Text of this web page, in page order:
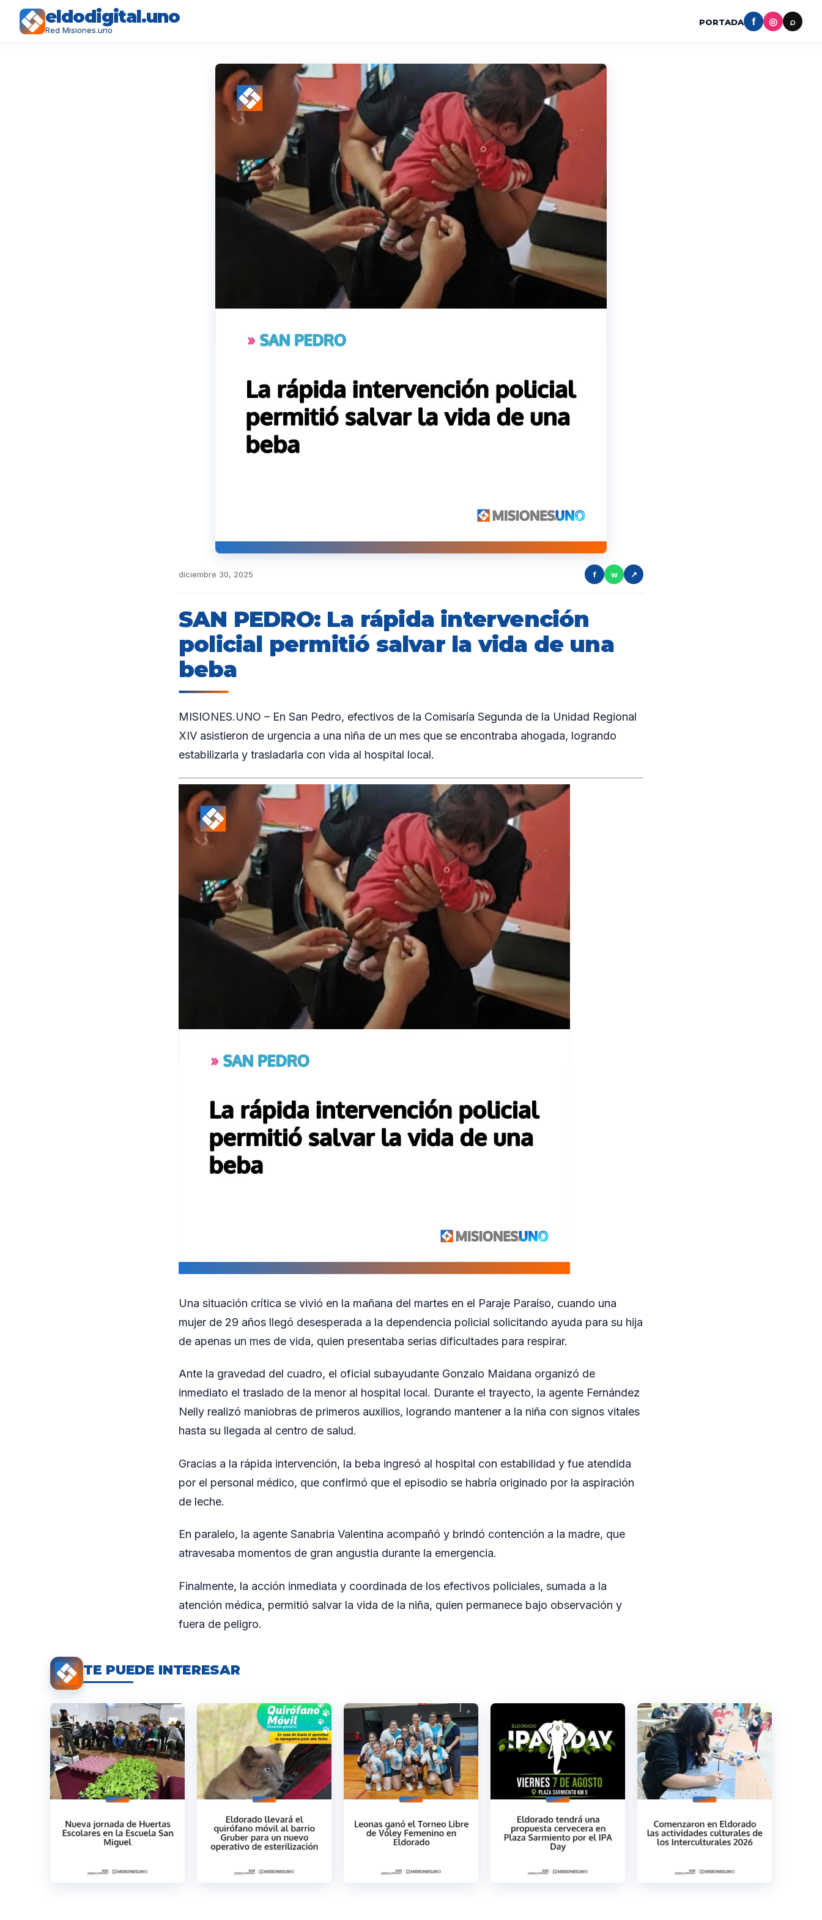
eldodigital.uno
Red Misiones.uno
PORTADA f ◎ ⌕
diciembre 30, 2025 f w ↗
SAN PEDRO: La rápida intervención
policial permitió salvar la vida de una
beba
MISIONES.UNO – En San Pedro, efectivos de la Comisaría Segunda de la Unidad Regional
XIV asistieron de urgencia a una niña de un mes que se encontraba ahogada, logrando
estabilizarla y trasladarla con vida al hospital local.
Una situación crítica se vivió en la mañana del martes en el Paraje Paraíso, cuando una
mujer de 29 años llegó desesperada a la dependencia policial solicitando ayuda para su hija
de apenas un mes de vida, quien presentaba serias dificultades para respirar.
Ante la gravedad del cuadro, el oficial subayudante Gonzalo Maidana organizó de
inmediato el traslado de la menor al hospital local. Durante el trayecto, la agente Fernández
Nelly realizó maniobras de primeros auxilios, logrando mantener a la niña con signos vitales
hasta su llegada al centro de salud.
Gracias a la rápida intervención, la beba ingresó al hospital con estabilidad y fue atendida
por el personal médico, que confirmó que el episodio se habría originado por la aspiración
de leche.
En paralelo, la agente Sanabria Valentina acompañó y brindó contención a la madre, que
atravesaba momentos de gran angustia durante la emergencia.
Finalmente, la acción inmediata y coordinada de los efectivos policiales, sumada a la
atención médica, permitió salvar la vida de la niña, quien permanece bajo observación y
fuera de peligro.
TE PUEDE INTERESAR